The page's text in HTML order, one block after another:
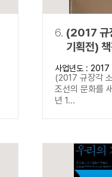
6. (2017 규
기획전)
새기다
사업년도 : 2017
(2017 규장각
조선의 문화를
년 1...